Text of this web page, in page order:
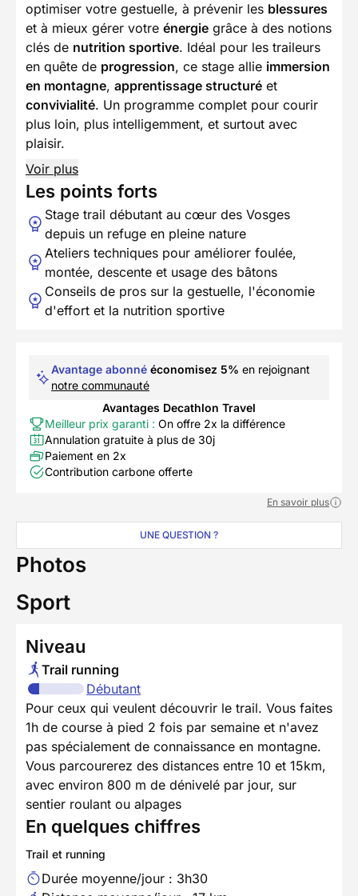
optimiser votre gestuelle, à prévenir les blessures
et à mieux gérer votre énergie grâce à des notions
clés de nutrition sportive. Idéal pour les traileurs
en quête de progression, ce stage allie immersion
en montagne, apprentissage structuré et
convivialité. Un programme complet pour courir
plus loin, plus intelligemment, et surtout avec
plaisir.
Voir plus
Les points forts
Stage trail débutant au cœur des Vosges
depuis un refuge en pleine nature
Ateliers techniques pour améliorer foulée,
montée, descente et usage des bâtons
Conseils de pros sur la gestuelle, l'économie
d'effort et la nutrition sportive
Avantage abonné économisez 5% en rejoignant
notre communauté
Avantages Decathlon Travel
Meilleur prix garanti : On offre 2x la différence
Annulation gratuite à plus de 30j
Paiement en 2x
Contribution carbone offerte
En savoir plus
UNE QUESTION ?
Photos
Sport
Niveau
Trail running
Débutant
Pour ceux qui veulent découvrir le trail. Vous faites
1h de course à pied 2 fois par semaine et n'avez
pas spécialement de connaissance en montagne.
Vous parcourerez des distances entre 10 et 15km,
avec environ 800 m de dénivelé par jour, sur
sentier roulant ou alpages
En quelques chiffres
Trail et running
Durée moyenne/jour : 3h30